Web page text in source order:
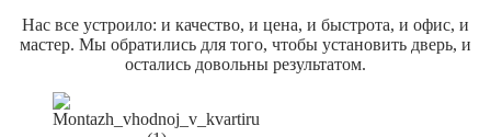
Нас все устроило: и качество, и цена, и быстрота, и офис, и
мастер. Мы обратились для того, чтобы установить дверь, и
остались довольны результатом.